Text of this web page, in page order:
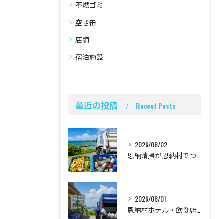
不燃ゴミ
空き缶
店舗
宿泊施設
最近の投稿 Recent Posts
2026/08/02
恩納清掃が恩納村でつなぐ食品廃棄物と空き缶回収
2026/08/01
恩納村ホテル・飲食店の不燃ごみ回収と時間設計